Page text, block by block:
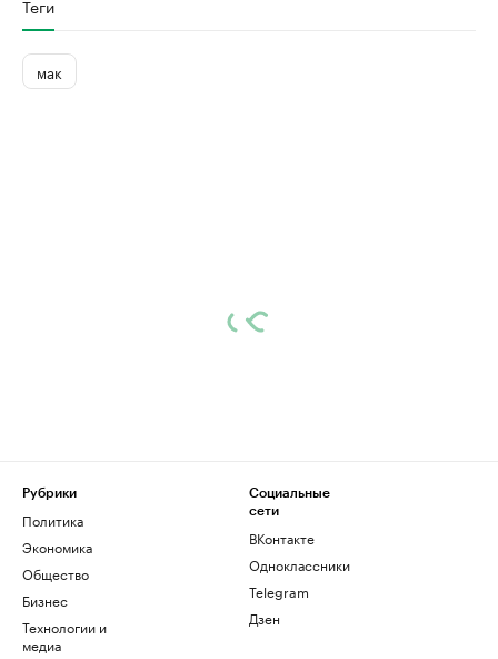
Теги
мак
Рубрики
Политика
Экономика
Общество
Бизнес
Технологии и
медиа
Социальные
сети
ВКонтакте
Одноклассники
Telegram
Дзен